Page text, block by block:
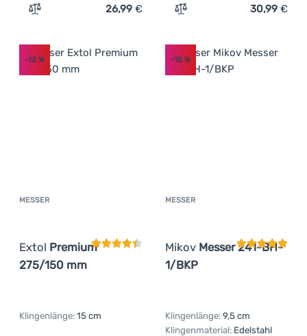
Zum Vergleich 'Klappmesser Main Knives American
26,99 €
Zum Vergleich 'Messer
30,99 €
MESSER
Extol Premium
275/150 mm
Kundenbewertung
-12 %
Klingenlänge: 15 cm
MESSER
Mikov Messer 241-BH-
1/BKP
-15%
Klingenlänge: 9,5 cm
Klingenmaterial: Edelstahl